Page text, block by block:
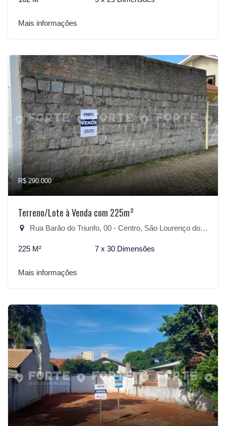
Mais informações
R$ 290.000
Terreno/Lote à Venda com 225m²
Rua Barão do Triunfo, 00 - Centro, São Lourenço do Sul-RS
225 M² 7 x 30 Dimensões
Mais informações